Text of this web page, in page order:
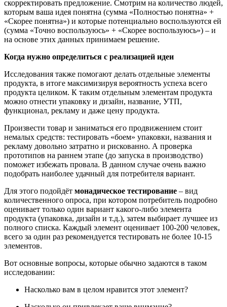
скорректировать предложение. Смотрим на количество людей,
которым ваша идея понятна (сумма «Полностью понятна» +
«Скорее понятна») и которые потенциально воспользуются ей
(сумма «Точно воспользуюсь» + «Скорее воспользуюсь») – и
на основе этих данных принимаем решение.
Когда нужно определиться с реализацией идеи
Исследования также помогают делать отдельные элементы
продукта, в итоге максимизируя вероятность успеха всего
продукта целиком. К таким отдельным элементам продукта
можно отнести упаковку и дизайн, название, УТП,
функционал, рекламу и даже цену продукта.
Произвести товар и заниматься его продвижением стоит
немалых средств: тестировать «боем» упаковки, названия и
рекламу довольно затратно и рискованно. А проверка
прототипов на раннем этапе (до запуска в производство)
поможет избежать провала. В данном случае очень важно
подобрать наиболее удачный для потребителя вариант.
Для этого подойдёт монадическое тестирование – вид
количественного опроса, при котором потребитель подробно
оценивает только один вариант какого-либо элемента
продукта (упаковка, дизайн и т.д.), затем выбирает лучшее из
полного списка. Каждый элемент оценивает 100-200 человек,
всего за один раз рекомендуется тестировать не более 10-15
элементов.
Вот основные вопросы, которые обычно задаются в таком
исследовании:
Насколько вам в целом нравится этот элемент?